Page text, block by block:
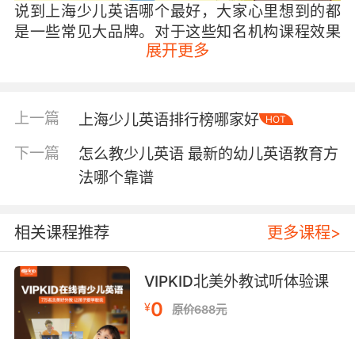
说到上海少儿英语哪个最好，大家心里想到的都
是一些常见大品牌。对于这些知名机构课程效果
好不好先不说，因为网上的评价好坏掺半，就价
些小的机构价格也十分昂贵。那么面对这么昂贵
现在有一种在线网课的模式，在家足不出户就可
以让孩子享受到国际化的教育，和全球的外教一
也比较实惠，其中
的教学模式，
效果更为显著，和外教一起学习标准的发音和纯
正的口语，很好的为孩子提供了一个良好的口语
环境，这是现在国内最缺的，就是线下机构纯正
的欧美外教也是少之又少的。
展开更多
上一篇 上海少儿英语排行榜哪家好 HOT
下一篇
怎么教少儿英语 最新的幼儿英语教育方
法哪个靠谱
相关课程推荐 更多课程>
VIPKID北美外教试听体验课
¥0 原价688元